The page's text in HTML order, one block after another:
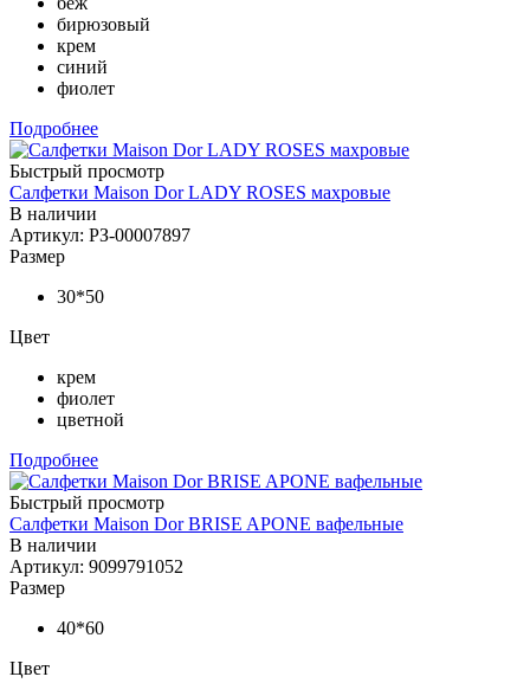
бирюзовый
крем
синий
фиолет
Подробнее
Быстрый просмотр
Салфетки Maison Dor LADY ROSES махровые
В наличии
Артикул: РЗ-00007897
Размер
30*50
Цвет
крем
фиолет
цветной
Подробнее
Быстрый просмотр
Салфетки Maison Dor BRISE APONE вафельные
В наличии
Артикул: 9099791052
Размер
40*60
Цвет